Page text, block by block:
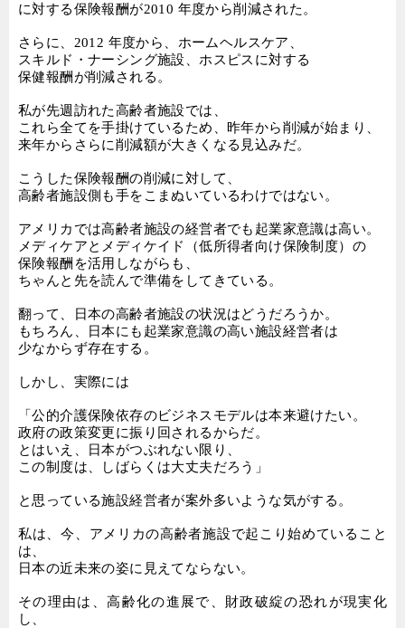
に対する保険報酬が2010 年度から削減された。
さらに、 2012 年度から、ホームヘルスケア、
スキルド・ナーシング施設、ホスピスに対する
保健報酬が削減される。
私が先週訪れた高齢者施設では、
これら全てを手掛けているため、昨年から削減が始まり、
来年からさらに削減額が大きくなる見込みだ。
こうした保険報酬の削減に対して、
高齢者施設側も手をこまぬいているわけではない。
アメリカでは高齢者施設の経営者でも起業家意識は高い。
メディケアとメディケイド（低所得者向け保険制度）の
保険報酬を活用しながらも、
ちゃんと先を読んで準備をしてきている。
翻って、日本の高齢者施設の状況はどうだろうか。
もちろん、日本にも起業家意識の高い施設経営者は
少なからず存在する。
しかし、実際には
「公的介護保険依存のビジネスモデルは本来避けたい。
政府の政策変更に振り回されるからだ。
とはいえ、日本がつぶれない限り、
この制度は、しばらくは大丈夫だろう」
と思っている施設経営者が案外多いような気がする。
私は、今、アメリカの高齢者施設で起こり始めていること
は、
日本の近未来の姿に見えてならない。
その理由は、高齢化の進展で、財政破綻の恐れが現実化
し、